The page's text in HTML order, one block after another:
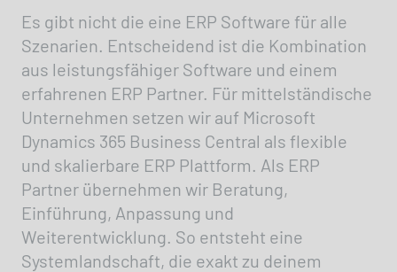
Es gibt nicht die eine ERP Software für alle
Szenarien. Entscheidend ist die Kombination
aus leistungsfähiger Software und einem
erfahrenen ERP Partner. Für mittelständische
Unternehmen setzen wir auf Microsoft
Dynamics 365 Business Central als flexible
und skalierbare ERP Plattform. Als ERP
Partner übernehmen wir Beratung,
Einführung, Anpassung und
Weiterentwicklung. So entsteht eine
Systemlandschaft, die exakt zu deinem